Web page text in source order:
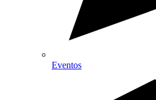
Eventos